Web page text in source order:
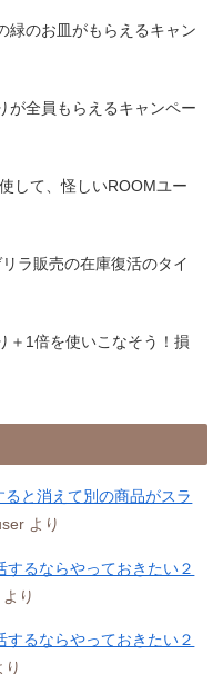
緑のお皿がもらえるキャン
が全員もらえるキャンペー
して、怪しいROOMユー
ラ販売の在庫復活のタイ
＋1倍を使いこなそう！損
と消えて別の商品がスラ
より
るならやっておきたい２
より
るならやっておきたい２
り